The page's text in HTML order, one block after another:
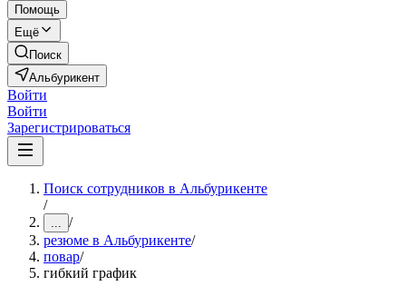
Помощь
Ещё
Поиск
Альбурикент
Войти
Войти
Зарегистрироваться
Поиск сотрудников в Альбурикенте
/
... /
резюме в Альбурикенте/
повар/
гибкий график